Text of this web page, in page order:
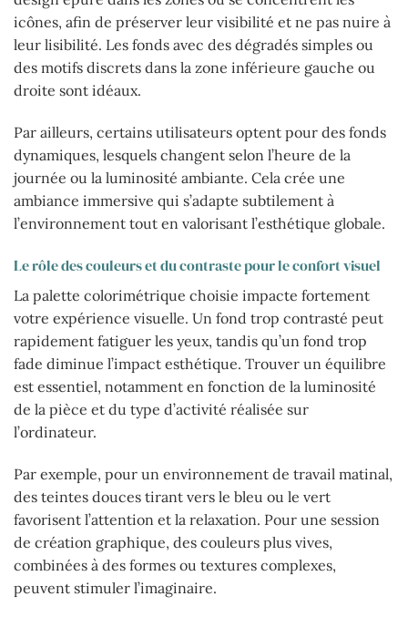
icônes, afin de préserver leur visibilité et ne pas nuire à
leur lisibilité. Les fonds avec des dégradés simples ou
des motifs discrets dans la zone inférieure gauche ou
droite sont idéaux.
Par ailleurs, certains utilisateurs optent pour des fonds
dynamiques, lesquels changent selon l’heure de la
journée ou la luminosité ambiante. Cela crée une
ambiance immersive qui s’adapte subtilement à
l’environnement tout en valorisant l’esthétique globale.
Le rôle des couleurs et du contraste pour le confort visuel
La palette colorimétrique choisie impacte fortement
votre expérience visuelle. Un fond trop contrasté peut
rapidement fatiguer les yeux, tandis qu’un fond trop
fade diminue l’impact esthétique. Trouver un équilibre
est essentiel, notamment en fonction de la luminosité
de la pièce et du type d’activité réalisée sur
l’ordinateur.
Par exemple, pour un environnement de travail matinal,
des teintes douces tirant vers le bleu ou le vert
favorisent l’attention et la relaxation. Pour une session
de création graphique, des couleurs plus vives,
combinées à des formes ou textures complexes,
peuvent stimuler l’imaginaire.